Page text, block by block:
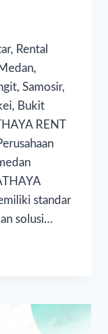
Rental
Samosir,
Bukit
RENT
standar
solusi…